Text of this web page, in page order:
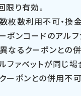
限り有効。
枚数利用不可・換
ポンコードのアルフ
なるクーポンとの
ファベットが同じ
ーポンとの併用